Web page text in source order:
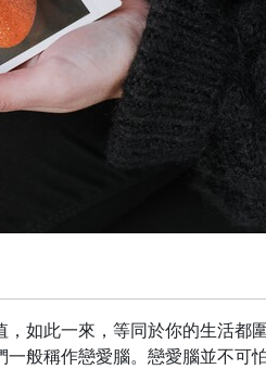
如此一來，等同於你的生活都
般稱作戀愛腦。戀愛腦並不可